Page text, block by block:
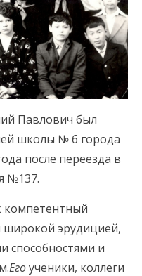
Павлович был
школы № 6 города
после переезда в
№137.
компетентный
эрудицией,
способностями и
Егоученики, коллеги